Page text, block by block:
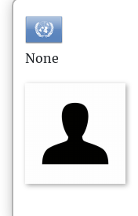
None